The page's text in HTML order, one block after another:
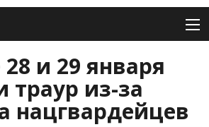
и 29 января
траур из-за
нацгвардейцев